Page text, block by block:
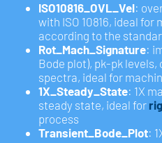
ISO10816_OVL_Vel:
with ISO 10816, ideal
according to the
Rot_Mach_Signature:
Bode plot), pk-pk
spectra, ideal for
1X_Steady_State: 1X
steady state, ideal for
process
Transient_Bode_Plot: